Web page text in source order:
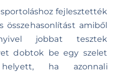
fejlesztették
összehasonlítást amiből
jobbat tesztek
dobtok be egy szelet
ha azonnali